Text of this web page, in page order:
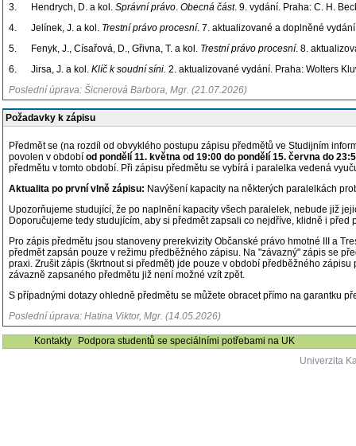
3. Hendrych, D. a kol. Správní právo. Obecná část. 9. vydání. Praha: C. H.
4. Jelínek, J. a kol. Trestní právo procesní. 7. aktualizované a doplněné
5. Fenyk, J., Císařová, D., Gřivna, T. a kol. Trestní právo procesní. 8.
6. Jirsa, J. a kol. Klíč k soudní síni. 2. aktualizované vydání. Praha: Wolters
Poslední úprava: Šicnerová Barbora, Mgr. (21.07.2026)
Požadavky k zápisu
Předmět se (na rozdíl od obvyklého postupu zápisu předmětů ve Studijním
povolen v období od pondělí 11. května od 19:00 do pondělí 15. června do
předmětu v tomto období. Při zápisu předmětu se vybírá i paralelka vedená
Aktualita po první vlně zápisu: Navýšení kapacity na některých paralelkách
Upozorňujeme studující, že po naplnění kapacity všech paralelek, nebude již
Doporučujeme tedy studujícím, aby si předmět zapsali co nejdříve, klidně i před
Pro zápis předmětu jsou stanoveny prerekvizity Občanské právo hmotné III a
předmět zapsán pouze v režimu předběžného zápisu. Na "závazný" zápis se
praxi. Zrušit zápis (škrtnout si předmět) jde pouze v období předběžného
závazně zapsaného předmětu již není možné vzít zpět.
S případnými dotazy ohledně předmětu se můžete obracet přímo na garantku
Poslední úprava: Hatina Viktor, Mgr. (14.05.2026)
Kontakty
Podpora studentů se speciálními potřebami na UK
Univerzita